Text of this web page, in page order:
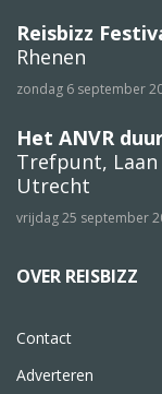
Reisbizz
Rhenen
zondag 6 september
Het ANVR
Trefpunt, Laan
Utrecht
vrijdag 25 september
OVER REISBIZZ
Contact
Adverteren